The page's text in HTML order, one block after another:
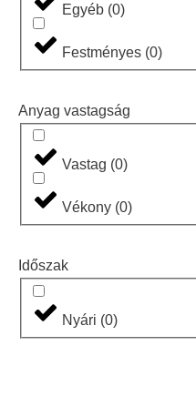
Egyéb (0)
Festményes (0)
Anyag vastagság
Vastag (0)
Vékony (0)
Időszak
Nyári (0)